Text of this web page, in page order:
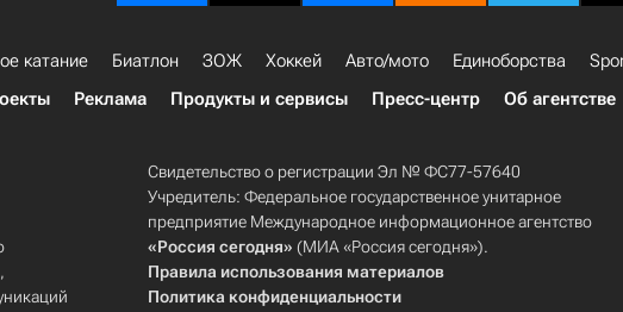
катание Биатлон ЗОЖ Хоккей Авто/мото Единоборства
Реклама Продукты и сервисы Пресс-центр Об агентстве
Свидетельство о регистрации Эл № ФС77-57640
Учредитель: Федеральное государственное унитарное
предприятие Международное информационное агентство
«Россия сегодня» (МИА «Россия сегодня»).
Правила использования материалов
Политика конфиденциальности